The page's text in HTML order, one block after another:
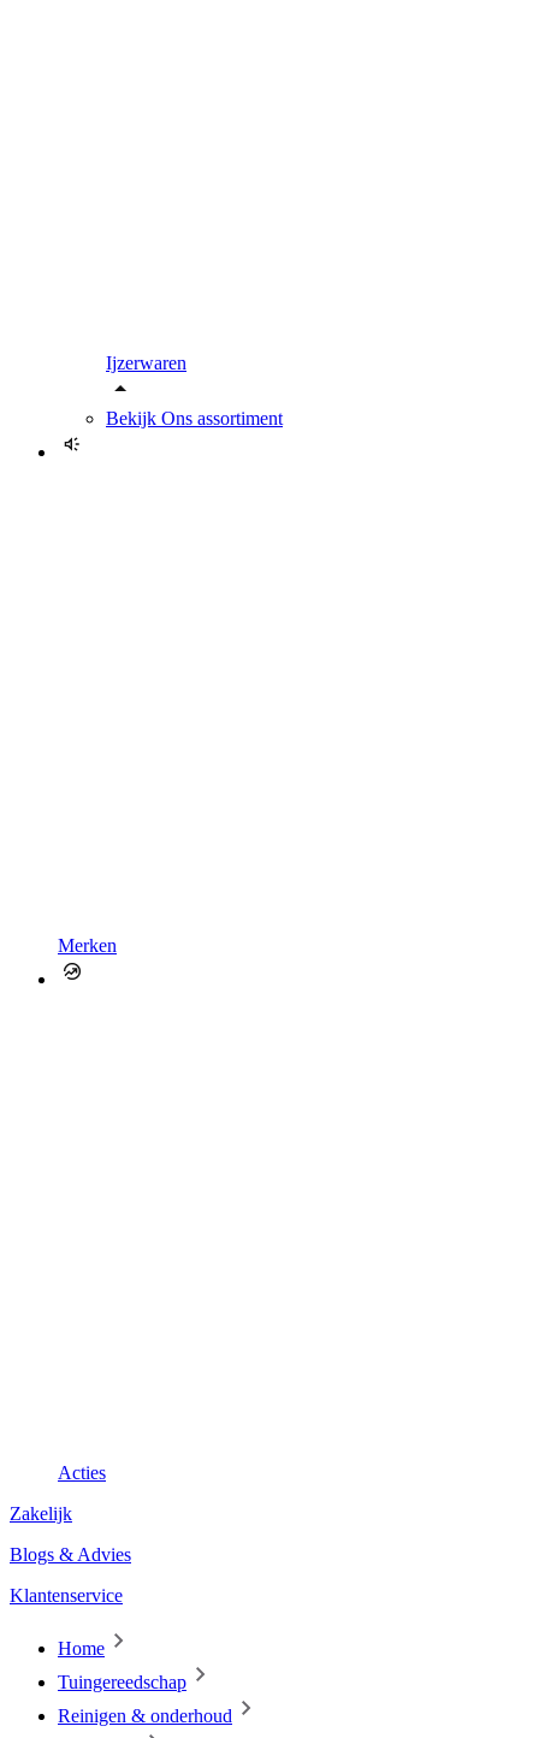
Ijzerwaren
Bekijk Ons assortiment
Merken
Acties
Zakelijk
Blogs & Advies
Klantenservice
Home
Tuingereedschap
Reinigen & onderhoud